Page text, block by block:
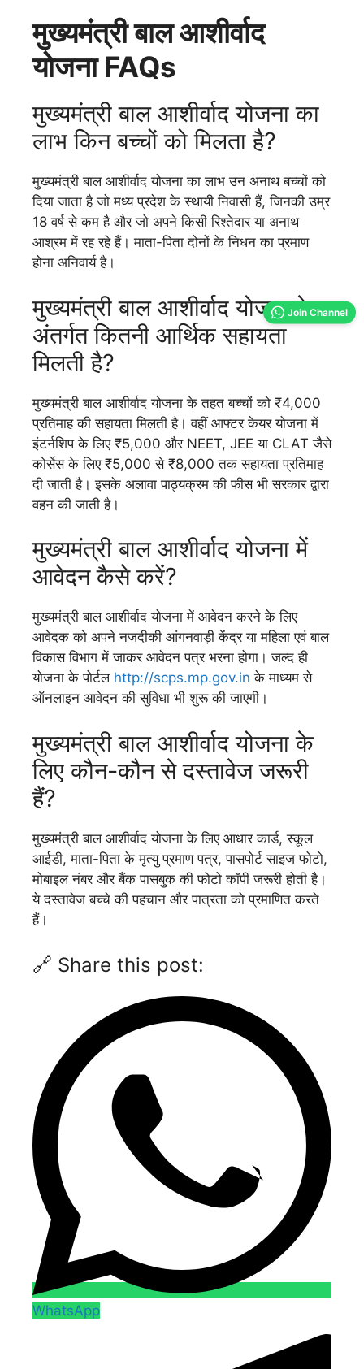
मुख्यमंत्री बाल आशीर्वाद
योजना FAQs
मुख्यमंत्री बाल आशीर्वाद योजना का
लाभ किन बच्चों को मिलता है?
मुख्यमंत्री बाल आशीर्वाद योजना का लाभ उन अनाथ बच्चों को
दिया जाता है जो मध्य प्रदेश के स्थायी निवासी हैं, जिनकी उम्र
18 वर्ष से कम है और जो अपने किसी रिश्तेदार या अनाथ
आश्रम में रह रहे हैं। माता-पिता दोनों के निधन का प्रमाण
होना अनिवार्य है।
मुख्यमंत्री बाल आशीर्वाद योजना के
अंतर्गत कितनी आर्थिक सहायता
मिलती है?
मुख्यमंत्री बाल आशीर्वाद योजना के तहत बच्चों को ₹4,000
प्रतिमाह की सहायता मिलती है। वहीं आफ्टर केयर योजना में
इंटर्नशिप के लिए ₹5,000 और NEET, JEE या CLAT जैसे
कोर्सेस के लिए ₹5,000 से ₹8,000 तक सहायता प्रतिमाह
दी जाती है। इसके अलावा पाठ्यक्रम की फीस भी सरकार द्वारा
वहन की जाती है।
मुख्यमंत्री बाल आशीर्वाद योजना में
आवेदन कैसे करें?
मुख्यमंत्री बाल आशीर्वाद योजना में आवेदन करने के लिए
आवेदक को अपने नजदीकी आंगनवाड़ी केंद्र या महिला एवं बाल
विकास विभाग में जाकर आवेदन पत्र भरना होगा। जल्द ही
योजना के पोर्टल http://scps.mp.gov.in के माध्यम से
ऑनलाइन आवेदन की सुविधा भी शुरू की जाएगी।
मुख्यमंत्री बाल आशीर्वाद योजना के
लिए कौन-कौन से दस्तावेज जरूरी
हैं?
मुख्यमंत्री बाल आशीर्वाद योजना के लिए आधार कार्ड, स्कूल
आईडी, माता-पिता के मृत्यु प्रमाण पत्र, पासपोर्ट साइज फोटो,
मोबाइल नंबर और बैंक पासबुक की फोटो कॉपी जरूरी होती है।
ये दस्तावेज बच्चे की पहचान और पात्रता को प्रमाणित करते
हैं।
🔗 Share this post:
WhatsApp
Join Channel